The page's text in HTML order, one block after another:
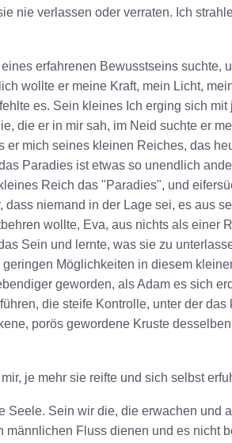
nie verlassen oder verraten. Ich
erfahrenen Bewusstseins suchte,
wollte er meine Kraft, mein Licht,
es. Sein kleines Ich erging sich
die er in mir sah, im Neid suchte er
er mich seines kleinen Reiches, das
Paradies ist etwas so unendlich
kleines Reich das "Paradies", und
dass niemand in der Lage sei, es aus
wollte, Eva, aus nichts als einer
Sein und lernte, was sie zu
Möglichkeiten in diesem
geworden, als Adam es sich
die steife Kontrolle, unter der
porös gewordene Kruste
je mehr sie reifte und sich selbst
Seele. Sein wir die, die erwachen und
Fluss dienen und es nicht